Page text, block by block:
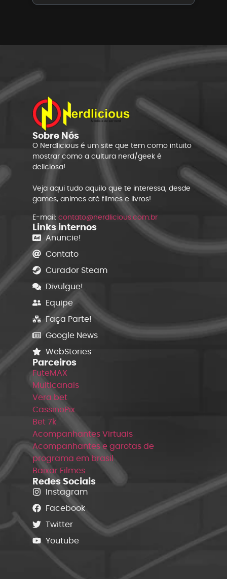
Sobre Nós
O Nerdlicious é um site que tem como intuito
mostrar como a cultura nerd/geek é
deliciosa!
Veja aqui tudo aquilo que te interessa, desde
games, animes até filmes e livros!
E-mail: contato@nerdlicious.com.br
Links internos
Anuncie!
Contato
Curador Steam
Divulgue!
Equipe
Faça Parte!
Google News
WebStories
Parceiros
FuteMAX
Multicanais
Vera bet
CassinoPix
Bet 7k
Acompanhantes Virtuais
Acompanhantes e garotas de
programa em brasil
Baixar Filmes
Redes Sociais
Instagram
Facebook
Twitter
Youtube